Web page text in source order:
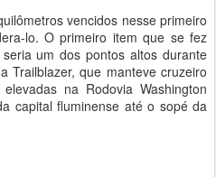
vencidos nesse primeiro
lo. O primeiro item que se fez
um dos pontos altos durante
Trailblazer, que manteve cruzeiro
na Rodovia Washington
capital fluminense até o sopé da